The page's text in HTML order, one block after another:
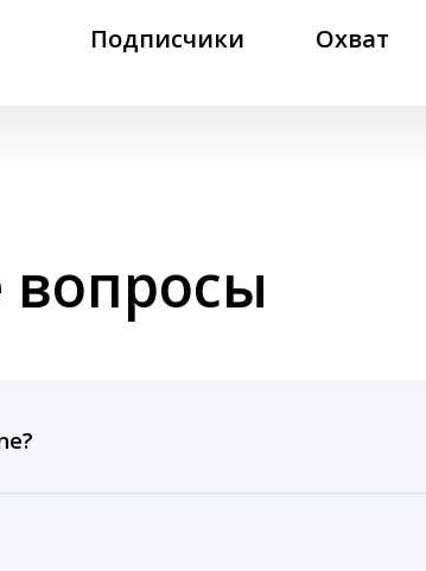
Подписчики Охват
вопросы
автоматические отчеты с